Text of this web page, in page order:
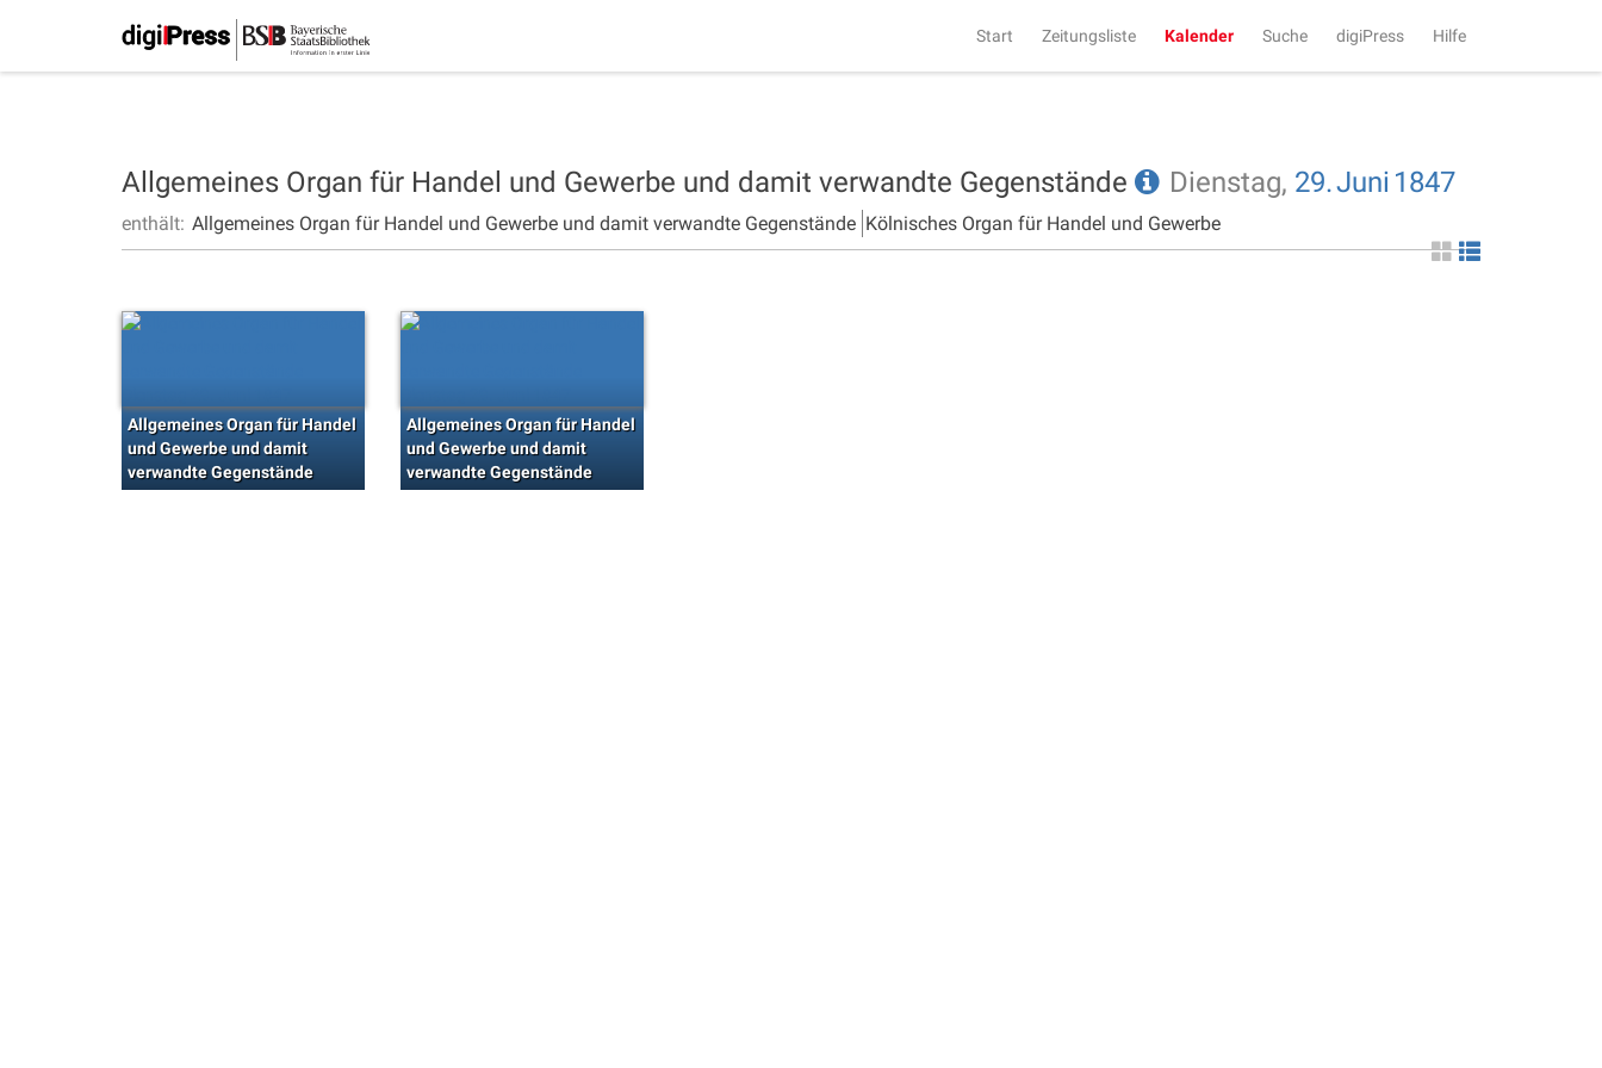
Start Zeitungsliste Kalender Suche digiPress Hilfe
Allgemeines Organ für Handel und Gewerbe und damit verwandte Gegenstände Dienstag, 29.Juni 1847
enthält: Allgemeines Organ für Handel und Gewerbe und damit verwandte Gegenstände Kölnisches Organ für Handel und Gewerbe
Allgemeines Organ für Handel
und Gewerbe und damit
verwandte Gegenstände
Allgemeines Organ für Handel
und Gewerbe und damit
verwandte Gegenstände